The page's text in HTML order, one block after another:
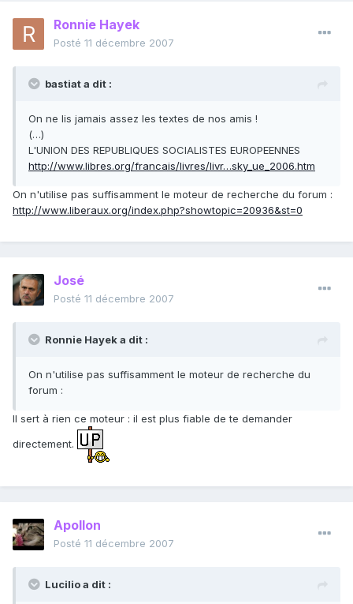
Ronnie Hayek
Posté 11 décembre 2007
bastiat a dit :
On ne lis jamais assez les textes de nos amis !
(…)
L'UNION DES REPUBLIQUES SOCIALISTES EUROPEENNES
http://www.libres.org/francais/livres/livr…sky_ue_2006.htm
On n'utilise pas suffisamment le moteur de recherche du forum :
http://www.liberaux.org/index.php?showtopic=20936&st=0
José
Posté 11 décembre 2007
Ronnie Hayek a dit :
On n'utilise pas suffisamment le moteur de recherche du
forum :
Il sert à rien ce moteur : il est plus fiable de te demander
directement.
Apollon
Posté 11 décembre 2007
Lucilio a dit :